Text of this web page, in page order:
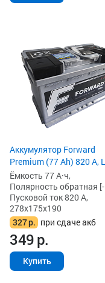
Аккумулятор Forward
Premium (77 Ah) 820 А,
Ёмкость 77 А·ч,
Полярность обратная
Пусковой ток 820 А,
278x175x190
327р. при сдаче акб
349р.
Купить